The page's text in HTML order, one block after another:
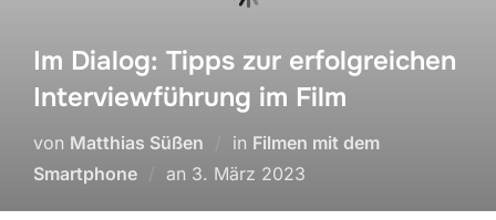
Im Dialog: Tipps zur erfolgreichen
Interviewführung im Film
von Matthias Süßen in Filmen mit dem
Smartphone
an Veröffentlicht
3. März 2023